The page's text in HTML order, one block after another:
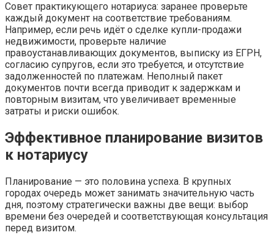
Совет практикующего нотариуса: заранее проверьте
каждый документ на соответствие требованиям.
Например, если речь идёт о сделке купли-продажи
недвижимости, проверьте наличие
правоустанавливающих документов, выписку из ЕГРН,
согласию супругов, если это требуется, и отсутствие
задолженностей по платежам. Неполный пакет
документов почти всегда приводит к задержкам и
повторным визитам, что увеличивает временные
затраты и риски ошибок.
Эффективное планирование визитов
к нотариусу
Планирование — это половина успеха. В крупных
городах очередь может занимать значительную часть
дня, поэтому стратегически важны две вещи: выбор
времени без очередей и соответствующая консультация
перед визитом.